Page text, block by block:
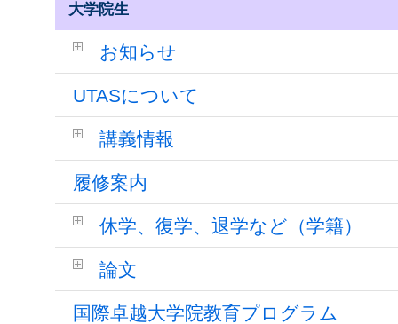
大学院生
お知らせ
UTASについて
講義情報
履修案内
休学、復学、退学など（学籍）
論文
国際卓越大学院教育プログラム